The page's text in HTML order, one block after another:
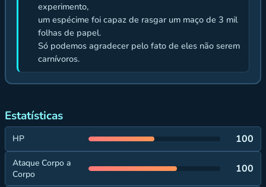
experimento,
um espécime foi capaz de rasgar um maço de 3 mil
folhas de papel.
Só podemos agradecer pelo fato de eles não serem
carnívoros.
Estatísticas
HP 100
Ataque Corpo a
Corpo
100